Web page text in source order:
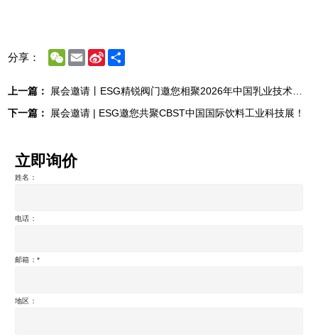
分享： WeChat
EmailSina
Weibo
Share
上一篇：
展会邀请丨ESG精锐阀门邀您相聚2026年中国乳业技术博览会
下一篇：
展会邀请 | ESG邀您共聚CBST中国国际饮料工业科技展！
立即询价
姓名：
电话：
邮箱：
地区：